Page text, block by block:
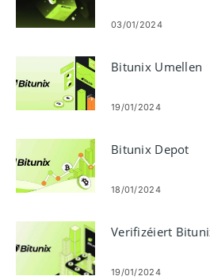
03/01/2024
Bitunix Umellen
19/01/2024
Bitunix Depot
18/01/2024
Verifizéiert
19/01/2024